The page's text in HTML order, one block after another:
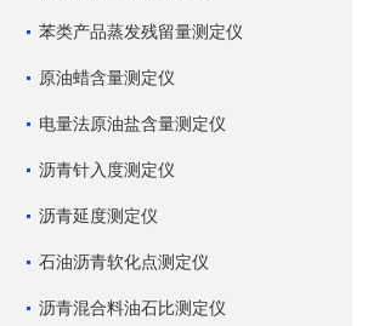
苯类产品蒸发残留量测定仪
原油蜡含量测定仪
电量法原油盐含量测定仪
沥青针入度测定仪
沥青延度测定仪
石油沥青软化点测定仪
沥青混合料油石比测定仪